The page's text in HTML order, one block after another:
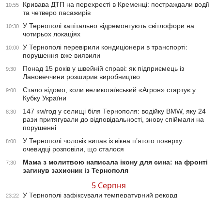
10:55
Кривава ДТП на перехресті в Кременці: постраждали водії
та четверо пасажирів
10:30
У Тернополі капітально відремонтують світлофори на
чотирьох локаціях
10:00
У Тернополі перевірили кондиціонери в транспорті:
порушення вже виявили
9:30
Понад 15 років у швейній справі: як підприємець із
Лановеччини розширив виробництво
9:00
Стало відомо, коли великогаївський «Агрон» стартує у
Кубку України
8:30
147 км/год у селищі біля Тернополя: водійку BMW, яку 24
рази притягували до відповідальності, знову спіймали на
порушенні
8:00
У Тернополі чоловік випав із вікна п’ятого поверху:
очевидці розповіли, що сталося
7:30
Мама з молитвою написала ікону для сина: на фронті
загинув захисник із Тернополя
5 Серпня
23:22 У Тернополі зафіксували температурний рекорд